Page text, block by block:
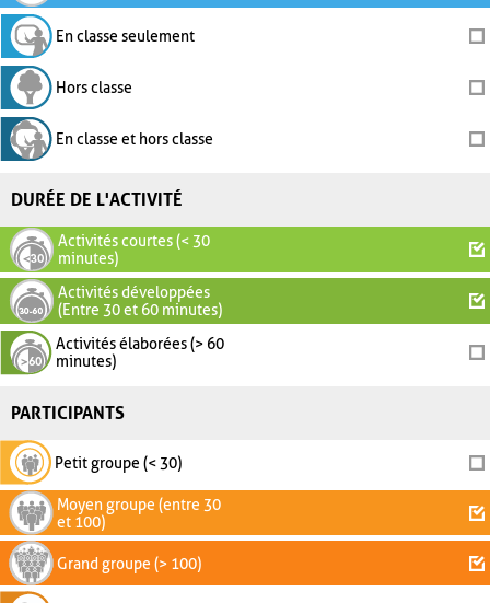
En classe seulement
Hors classe
En classe et hors classe
DURÉE DE L'ACTIVITÉ
Activités courtes (< 30
minutes)
Activités développées
(Entre 30 et 60 minutes)
Activités élaborées (> 60
minutes)
PARTICIPANTS
Petit groupe (< 30)
Moyen groupe (entre 30
et 100)
Grand groupe (> 100)